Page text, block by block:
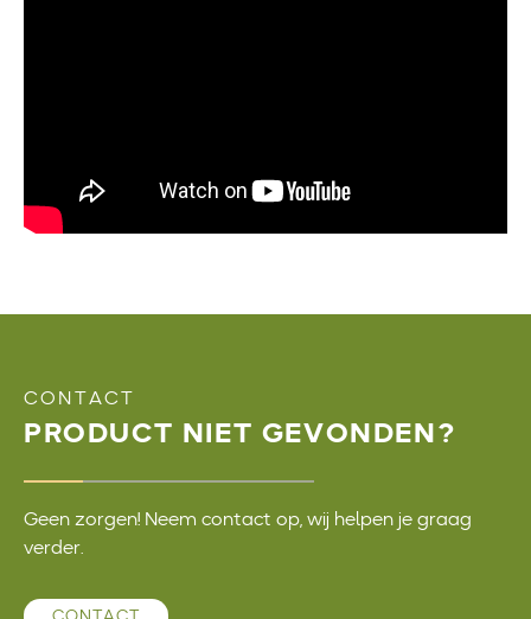
CONTACT
PRODUCT NIET GEVONDEN?
Geen zorgen! Neem contact op, wij helpen je graag
verder.